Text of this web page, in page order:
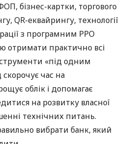
бізнес-картки, торгового
QR-еквайрингу, технології
з програмним РРО
отримати практично всі
«під одним
час на
облік і допомагає
на розвитку власної
технічних питань.
вибрати банк, який